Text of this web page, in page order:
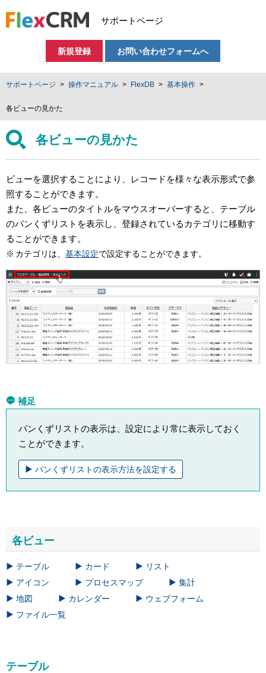
サポートページ
新規登録 お問い合わせフォームへ
サポートページ 操作マニュアル FlexDB 基本操作
各ビューの見かた
各ビューの見かた
ビューを選択することにより、レコードを様々な表示形式で参
照することができます。
また、各ビューのタイトルをマウスオーバーすると、テーブル
のパンくずリストを表示し、登録されているカテゴリに移動す
ることができます。
カテゴリは、基本設定で設定することができます。
補足
パンくずリストの表示は、設定により常に表示しておく
ことができます。
パンくずリストの表示方法を設定する
各ビュー
テーブル カード
リスト
アイコン
プロセスマップ
集計
地図
カレンダー
ウェブフォーム
ファイル一覧
テーブル